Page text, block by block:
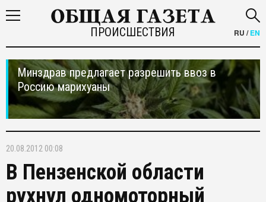
ПРОИСШЕСТВИЯ RU /EN
Минздрав предлагает разрешить ввоз в
Россию марихуаны
20.08.2012 00:08
В Пензенской области
рухнул одномоторный